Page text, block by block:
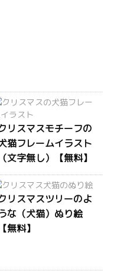
リスマスモチーフの
猫フレームイラスト
（文字無し）【無料】
リスマスツリーのよ
な（犬猫）ぬり絵
【無料】